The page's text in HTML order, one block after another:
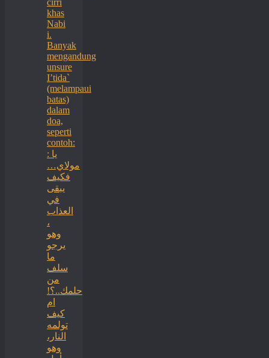
cirri
khas
Nabi
i.
Banyak
mengandung
unsure
I’tida`
(melampaui
batas)
dalam
doa,
seperti
contoh:
: يا
مولاي…
فكيف
يبقى
في
العذاب
،
وهو
يرجو
ما
سلف
من
حلمك..؟!
ام
كيف
تولمه
النار،
وهو